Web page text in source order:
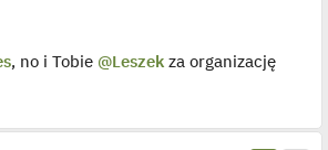
, no i Tobie @Leszekza organizację